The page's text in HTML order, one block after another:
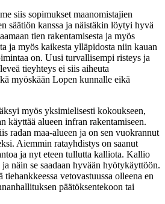
siis sopimukset maanomistajien
säätiön kanssa ja näistäkin löytyi hyvä
tien rakentamisesta ja myös
ja myös kaikesta ylläpidosta niin kauan
on. Uusi turvallisempi risteys ja
tieyhteys ei siis aiheuta
myöskään Lopen kunnalle eikä
myös yksimielisesti kokoukseen,
käyttää alueen infran rakentamiseen.
radan maa-alueen ja on sen vuokrannut
Aiemmin ratayhdistys on saanut
ja nyt eteen tullutta kalliota. Kallio
näin se saadaan hyvään hyötykäyttöön.
vetovastuussa olleena en
päätöksentekoon tai